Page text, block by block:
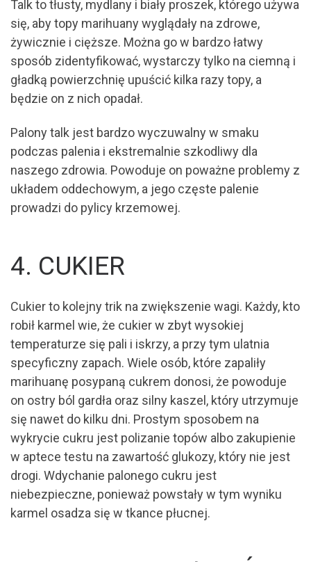
Talk to tłusty, mydlany i biały proszek, którego używa
się, aby topy marihuany wyglądały na zdrowe,
żywicznie i cięższe. Można go w bardzo łatwy
sposób zidentyfikować, wystarczy tylko na ciemną i
gładką powierzchnię upuścić kilka razy topy, a
będzie on z nich opadał.
Palony talk jest bardzo wyczuwalny w smaku
podczas palenia i ekstremalnie szkodliwy dla
naszego zdrowia. Powoduje on poważne problemy z
układem oddechowym, a jego częste palenie
prowadzi do pylicy krzemowej.
4. CUKIER
Cukier to kolejny trik na zwiększenie wagi. Każdy, kto
robił karmel wie, że cukier w zbyt wysokiej
temperaturze się pali i iskrzy, a przy tym ulatnia
specyficzny zapach. Wiele osób, które zapaliły
marihuanę posypaną cukrem donosi, że powoduje
on ostry ból gardła oraz silny kaszel, który utrzymuje
się nawet do kilku dni. Prostym sposobem na
wykrycie cukru jest polizanie topów albo zakupienie
w aptece testu na zawartość glukozy, który nie jest
drogi. Wdychanie palonego cukru jest
niebezpieczne, ponieważ powstały w tym wyniku
karmel osadza się w tkance płucnej.